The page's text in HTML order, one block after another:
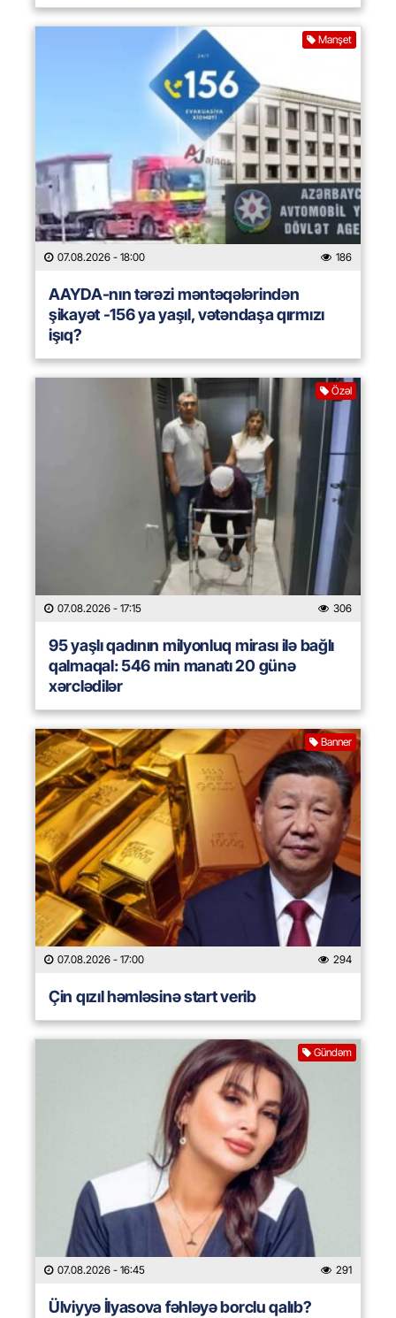
Manşet
07.08.2026 - 18:00 186
AAYDA-nın tərəzi məntəqələrindən
şikayət -156 ya yaşıl, vətəndaşa qırmızı
işıq?
Özəl
07.08.2026 - 17:15 306
95 yaşlı qadının milyonluq mirası ilə bağlı
qalmaqal: 546 min manatı 20 günə
xərclədilər
Banner
07.08.2026 - 17:00 294
Çin qızıl həmləsinə start verib
Gündəm
07.08.2026 - 16:45 291
Ülviyyə İlyasova fəhləyə borclu qalıb?